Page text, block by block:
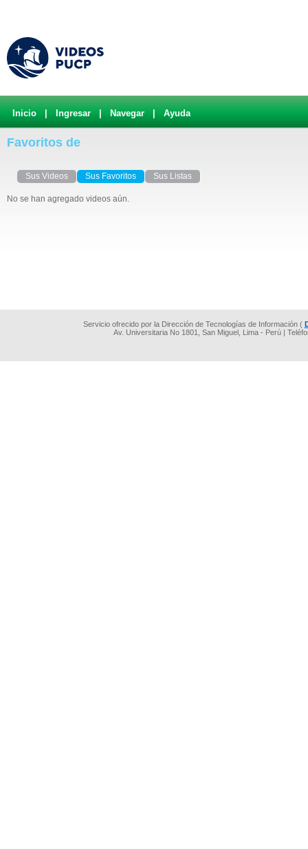
Inicio Ingresar Navegar Ayuda
Favoritos de
Sus Videos Sus Favoritos Sus Listas
No se han agregado videos aún.
Servicio ofrecido por la Dirección de Tecnologías de Información (
Av. Universitaria No 1801, San Miguel, Lima - Perú |